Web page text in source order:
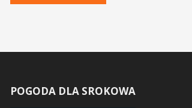
POGODA DLA SROKOWA